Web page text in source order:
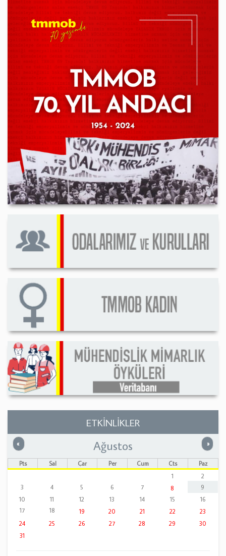
ETKİNLİKLER
« Önceki »
Ağustos
Pts Sal Çar Per Cum Cts
Paz
1
2
3
4 5 6 7 8
9
10
11 12 13 14 15
16
17
18 19 20 21 22
23
24
25 26 27 28 29
30
31